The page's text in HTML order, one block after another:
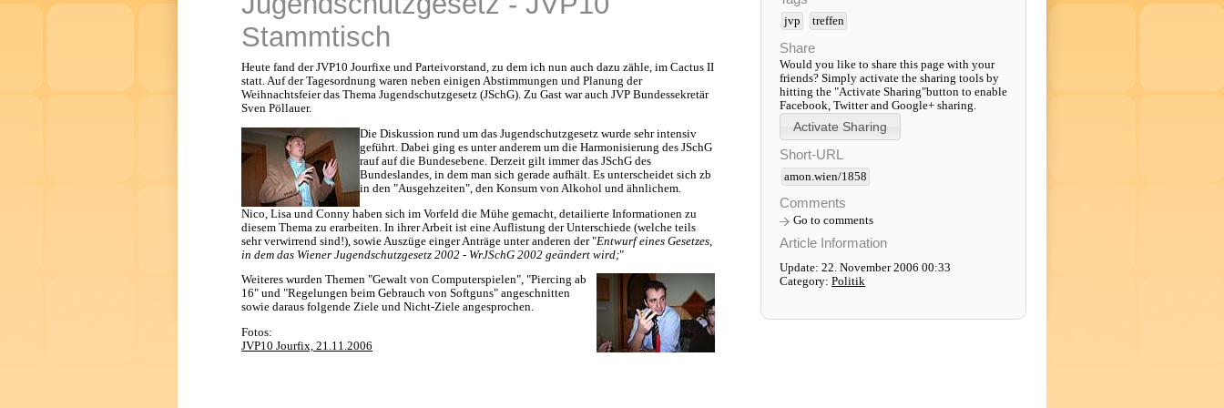
Stammtisch
Heute fand der JVP10 Jourfixe und Parteivorstand, zu dem ich nun auch dazu zähle, im Cactus II
statt. Auf der Tagesordnung waren neben einigen Abstimmungen und Planung der
Weihnachtsfeier das Thema Jugendschutzgesetz (JSchG). Zu Gast war auch JVP Bundessekretär
Sven Pöllauer.
Die Diskussion rund um das Jugendschutzgesetz wurde sehr intensiv
geführt. Dabei ging es unter anderem um die Harmonisierung des JSchG
rauf auf die Bundesebene. Derzeit gilt immer das JSchG des
Bundeslandes, in dem man sich gerade aufhält. Es unterscheidet sich zb
in den "Ausgehzeiten", den Konsum von Alkohol und ähnlichem.
Nico, Lisa und Conny haben sich im Vorfeld die Mühe gemacht, detailierte Informationen zu
diesem Thema zu erarbeiten. In ihrer Arbeit ist eine Auflistung der Unterschiede (welche teils
sehr verwirrend sind!), sowie Auszüge einger Anträge unter anderen der "Entwurf eines Gesetzes,
in dem das Wiener Jugendschutzgesetz 2002 - WrJSchG 2002 geändert wird;"
Weiteres wurden Themen "Gewalt von Computerspielen", "Piercing ab
16" und "Regelungen beim Gebrauch von Softguns" angeschnitten
sowie daraus folgende Ziele und Nicht-Ziele angesprochen.
Fotos:
JVP10 Jourfix, 21.11.2006
jvp treffen
Share
Would you like to share this page with your
friends? Simply activate the sharing tools by
hitting the "Activate Sharing"button to enable
Facebook, Twitter and Google+ sharing.
Short-URL
amon.wien/1858
Comments
Go to comments
Article Information
Update: 22. November 2006 00:33
Category: Politik